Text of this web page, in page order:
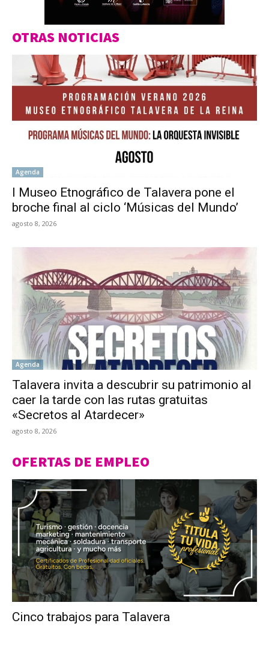
OTRAS NOTICIAS
Agenda
l Museo Etnográfico de Talavera pone el
broche final al ciclo ‘Músicas del Mundo’
agosto 8, 2026
Agenda
Talavera invita a descubrir su patrimonio al
caer la tarde con las rutas gratuitas
«Secretos al Atardecer»
agosto 8, 2026
OFERTAS DE EMPLEO
Cinco trabajos para Talavera